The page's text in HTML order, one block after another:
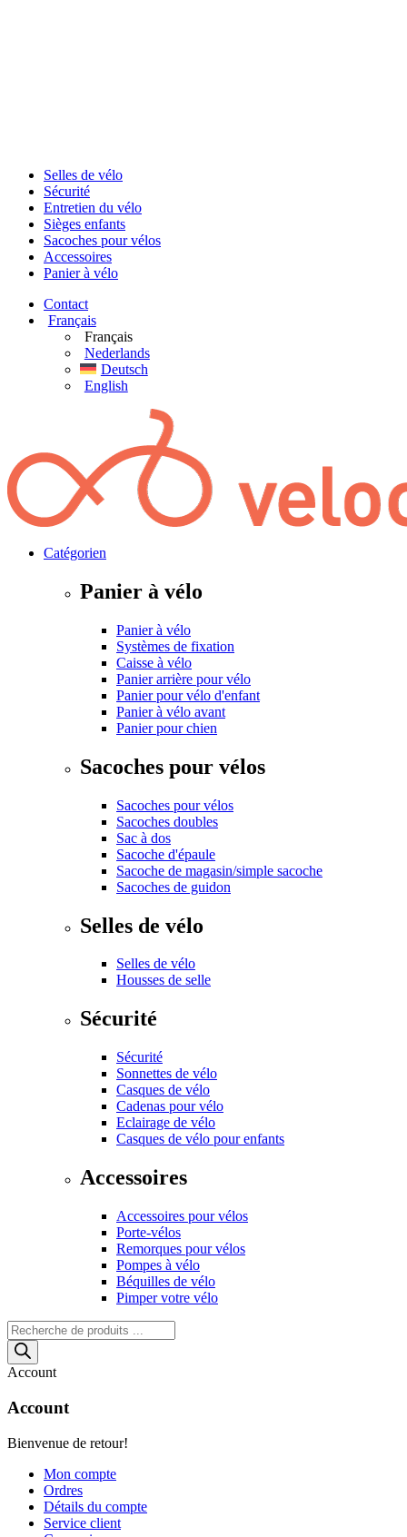
Selles de vélo
Sécurité
Entretien du vélo
Sièges enfants
Sacoches pour vélos
Accessoires
Panier à vélo
Contact
Français
Français
Nederlands
Deutsch
English
Catégorien
Panier à vélo
Panier à vélo
Systèmes de fixation
Caisse à vélo
Panier arrière pour vélo
Panier pour vélo d'enfant
Panier à vélo avant
Panier pour chien
Sacoches pour vélos
Sacoches pour vélos
Sacoches doubles
Sac à dos
Sacoche d'épaule
Sacoche de magasin/simple sacoche
Sacoches de guidon
Selles de vélo
Selles de vélo
Housses de selle
Sécurité
Sécurité
Sonnettes de vélo
Casques de vélo
Cadenas pour vélo
Eclairage de vélo
Casques de vélo pour enfants
Accessoires
Accessoires pour vélos
Porte-vélos
Remorques pour vélos
Pompes à vélo
Béquilles de vélo
Pimper votre vélo
Recherche
de
produits
Account
Account
Bienvenue de retour!
Mon compte
Ordres
Détails du compte
Service client